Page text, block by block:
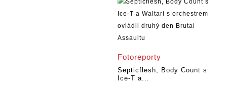
Fotoreporty
Septicflesh, Body Count s
Ice-T a...